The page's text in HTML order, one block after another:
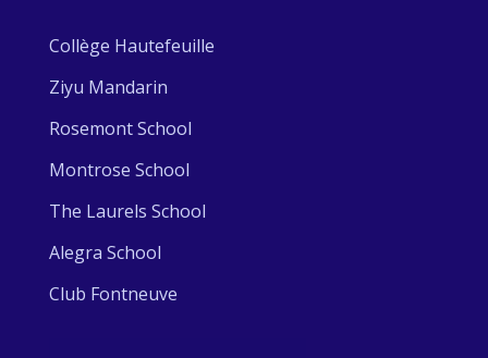
Collège Hautefeuille
Ziyu Mandarin
Rosemont School
Montrose School
The Laurels School
Alegra School
Club Fontneuve